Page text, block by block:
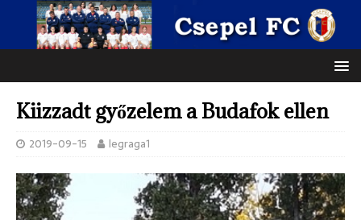
Kiizzadt győzelem a Budafok ellen
2019-09-15 legraga1